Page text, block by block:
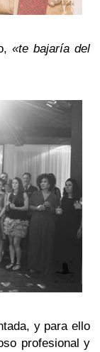
«te bajaría del
y para ello
profesional y